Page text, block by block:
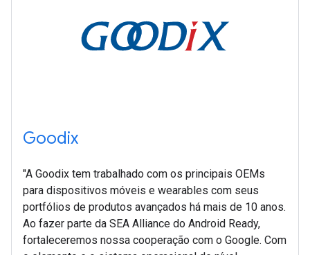
Goodix
"A Goodix tem trabalhado com os principais OEMs
para dispositivos móveis e wearables com seus
portfólios de produtos avançados há mais de 10 anos.
Ao fazer parte da SEA Alliance do Android Ready,
fortaleceremos nossa cooperação com o Google. Com